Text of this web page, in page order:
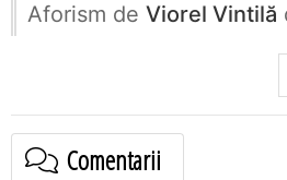
Aforism de Viorel Vintilă
Comentarii